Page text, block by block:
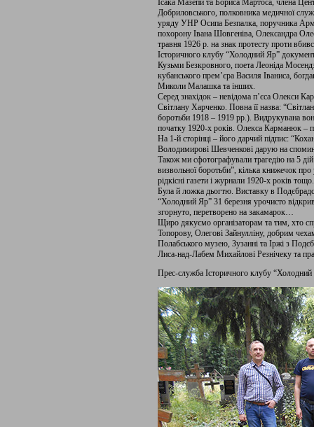
Ісака Мазепи та Бориса Мартоса, члена
Добриловського, полковника медичної
уряду УНР Осипа Безпалка, поручника
похорону Івана Шовгеніва, Олександра
травня 1926 р. на знак протесту проти
Історичного клубу “Холодний Яр”
Кузьми Безкровного, поета Леоніда
кубанського прем’єра Василя Іваниса,
Миколи Малашка та інших.
Серед знахідок – невідома п’єса Олекси
Світлану Харченко. Повна її назва:
боротьби 1918 – 1919 рр.). Видрукувана
початку 1920-х років. Олекса Карманюк –
На 1-й сторінці – його дарчий підпис:
Володимирові Шевченкові дарую на
Також ми сфотографували трагедію на 5
визвольної боротьби”, кілька книжечок
рідкісні газети і журнали 1920-х років тощо.
Була й ложка дьогтю. Виставку в
“Холодний Яр” 31 березня урочисто
згорнуто, перетворено на закамарок…
Щиро дякуємо організаторам та тим, хто
Топорову, Олегові Зайнулліну, добрим
Полабського музею, Зузанні та Іржі з
Лиса-над-Лабем Михайлові Резнічеку та
Прес-служба Історичного клубу